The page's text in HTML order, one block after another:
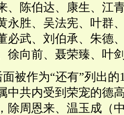
、陈伯达、康生、江
永胜、吴法宪、叶群
必武、刘伯承、朱德
徐向前、聂荣臻、叶
被作为“还有”列出
中共内受到荣宠的德
除周恩来、温玉成（